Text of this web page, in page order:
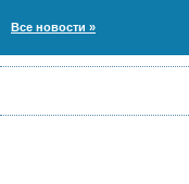
Все новости »